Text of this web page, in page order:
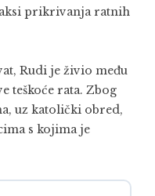
prikrivanja ratnih
Rudi je živio među
teškoće rata. Zbog
uz katolički obred,
s kojima je